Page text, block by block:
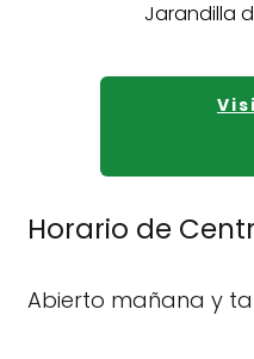
Horario de
Abierto mañana y